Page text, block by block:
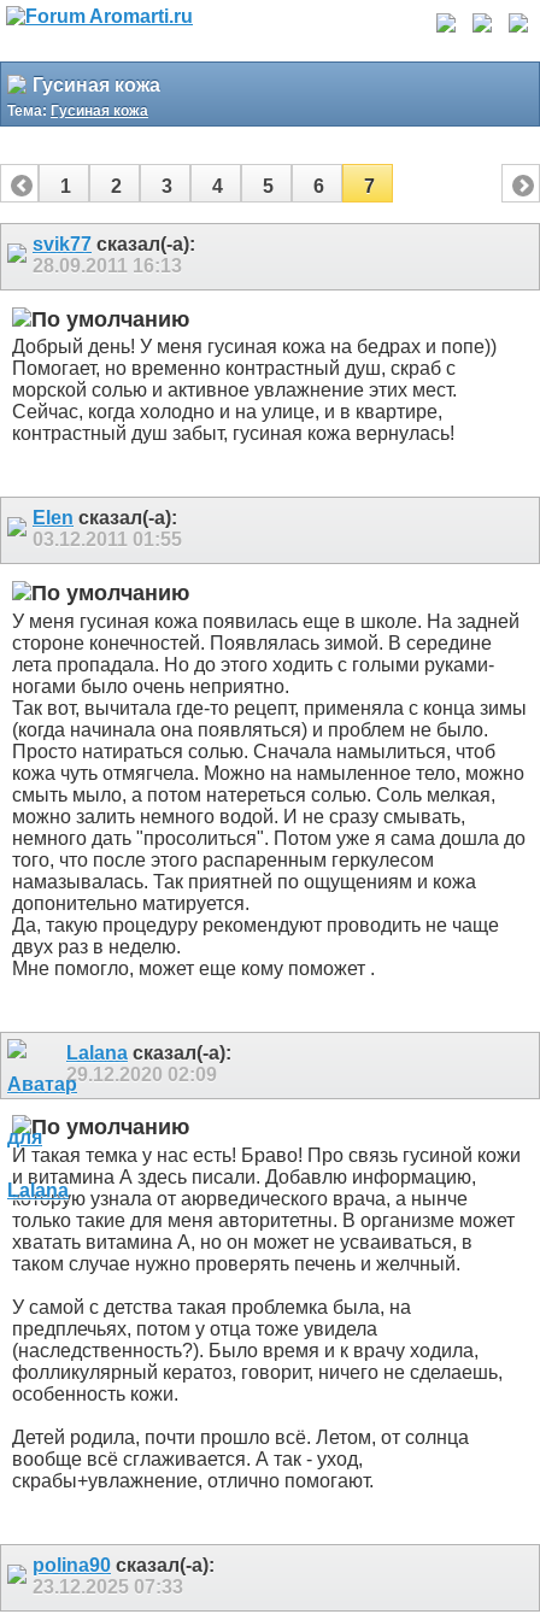
Гусиная кожа
Тема: Гусиная кожа
1 2 3 4 5 6 7
svik77 сказал(-а):
28.09.2011 16:13
Добрый день! У меня гусиная кожа на бедрах и попе))
Помогает, но временно контрастный душ, скраб с
морской солью и активное увлажнение этих мест.
Сейчас, когда холодно и на улице, и в квартире,
контрастный душ забыт, гусиная кожа вернулась!
Elen сказал(-а):
03.12.2011 01:55
У меня гусиная кожа появилась еще в школе. На задней
стороне конечностей. Появлялась зимой. В середине
лета пропадала. Но до этого ходить с голыми руками-
ногами было очень неприятно.
Так вот, вычитала где-то рецепт, применяла с конца зимы
(когда начинала она появляться) и проблем не было.
Просто натираться солью. Сначала намылиться, чтоб
кожа чуть отмягчела. Можно на намыленное тело, можно
смыть мыло, а потом натереться солью. Соль мелкая,
можно залить немного водой. И не сразу смывать,
немного дать "просолиться". Потом уже я сама дошла до
того, что после этого распаренным геркулесом
намазывалась. Так приятней по ощущениям и кожа
допонительно матируется.
Да, такую процедуру рекомендуют проводить не чаще
двух раз в неделю.
Мне помогло, может еще кому поможет .
Lalana сказал(-а):
29.12.2020 02:09
И такая темка у нас есть! Браво! Про связь гусиной кожи
и витамина А здесь писали. Добавлю информацию,
которую узнала от аюрведического врача, а нынче
только такие для меня авторитетны. В организме может
хватать витамина А, но он может не усваиваться, в
таком случае нужно проверять печень и желчный.
У самой с детства такая проблемка была, на
предплечьях, потом у отца тоже увидела
(наследственность?). Было время и к врачу ходила,
фолликулярный кератоз, говорит, ничего не сделаешь,
особенность кожи.
Детей родила, почти прошло всё. Летом, от солнца
вообще всё сглаживается. А так - уход,
скрабы+увлажнение, отлично помогают.
polina90 сказал(-а):
23.12.2025 07:33